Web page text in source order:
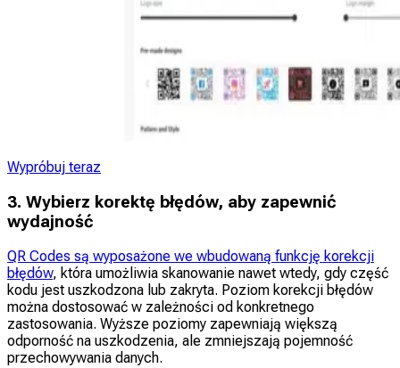
Wypróbuj teraz
3. Wybierz korektę błędów, aby zapewnić
wydajność
QR Codes są wyposażone we wbudowaną funkcję korekcji
błędów, która umożliwia skanowanie nawet wtedy, gdy część
kodu jest uszkodzona lub zakryta. Poziom korekcji błędów
można dostosować w zależności od konkretnego
zastosowania. Wyższe poziomy zapewniają większą
odporność na uszkodzenia, ale zmniejszają pojemność
przechowywania danych.